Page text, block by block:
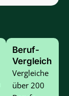
Beruf-
Vergleich
Vergleiche
über 200